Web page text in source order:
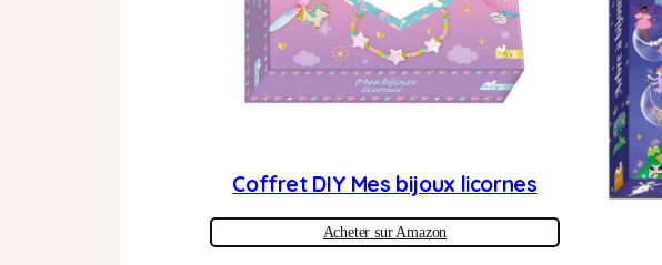
Coffret DIY Mes bijoux licornes
Acheter sur Amazon